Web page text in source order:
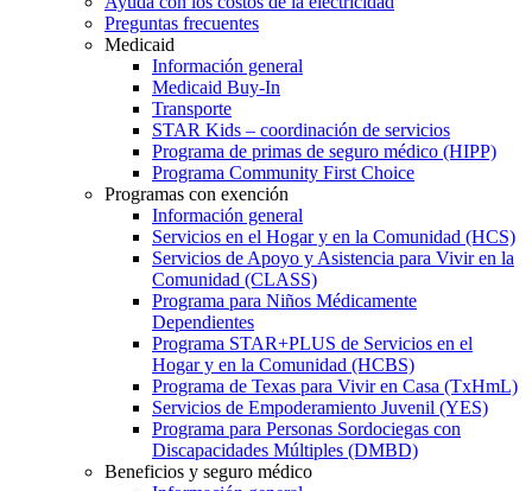
Preguntas frecuentes
Medicaid
Información general
Medicaid Buy-In
Transporte
STAR Kids – coordinación de servicios
Programa de primas de seguro médico (HIPP)
Programa Community First Choice
Programas con exención
Información general
Servicios en el Hogar y en la Comunidad (HCS)
Servicios de Apoyo y Asistencia para Vivir en la
Comunidad (CLASS)
Programa para Niños Médicamente
Dependientes
Programa STAR+PLUS de Servicios en el
Hogar y en la Comunidad (HCBS)
Programa de Texas para Vivir en Casa (TxHmL)
Servicios de Empoderamiento Juvenil (YES)
Programa para Personas Sordociegas con
Discapacidades Múltiples (DMBD)
Beneficios y seguro médico